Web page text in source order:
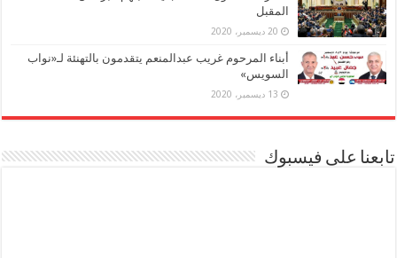
المقبل
20 ديسمبر، 2020
أبناء المرحوم غريب عبدالمنعم يتقدمون بالتهنئة لـ«نواب
السويس»
13 ديسمبر، 2020
تابعنا على فيسبوك